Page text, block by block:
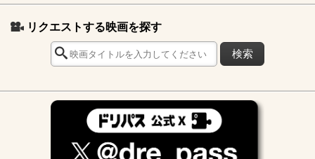
リクエストする映画を探す
検索